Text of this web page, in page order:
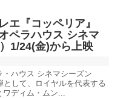
エ『コッペリア』
ペラハウス シネマ
1/24(金)から上映
・ハウス シネマシーズン
として、ロイヤルを代表する
ディム・ムン...